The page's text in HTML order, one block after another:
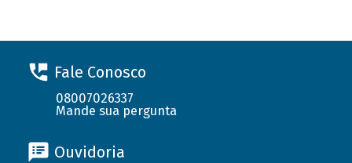
Fale Conosco
08007026337
Mande sua pergunta
Ouvidoria